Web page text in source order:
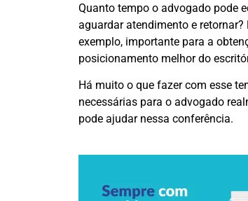
Quanto tempo o advogado pode
aguardar atendimento e
exemplo, importante para a
posicionamento melhor do
Há muito o que fazer com esse
necessárias para o advogado
pode ajudar nessa conferência.